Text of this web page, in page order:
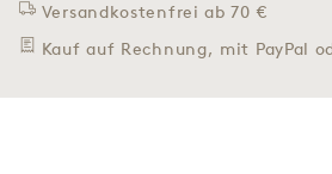
Versandkostenfrei ab 70 €
Kauf auf Rechnung, mit PayPal